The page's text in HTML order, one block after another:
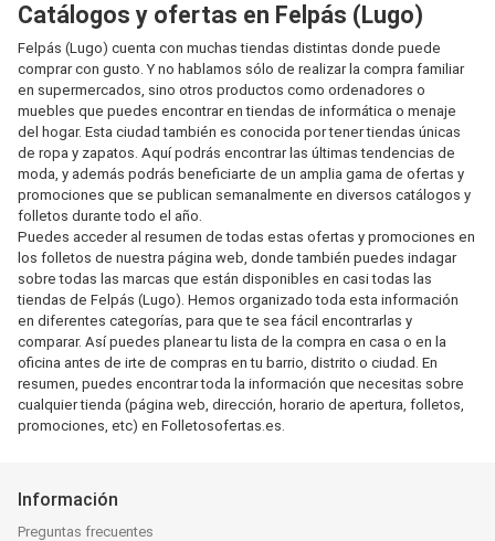
Catálogos y ofertas en Felpás (Lugo)
Felpás (Lugo) cuenta con muchas tiendas distintas donde puede
comprar con gusto. Y no hablamos sólo de realizar la compra familiar
en supermercados, sino otros productos como ordenadores o
muebles que puedes encontrar en tiendas de informática o menaje
del hogar. Esta ciudad también es conocida por tener tiendas únicas
de ropa y zapatos. Aquí podrás encontrar las últimas tendencias de
moda, y además podrás beneficiarte de un amplia gama de ofertas y
promociones que se publican semanalmente en diversos catálogos y
folletos durante todo el año.
Puedes acceder al resumen de todas estas ofertas y promociones en
los folletos de nuestra página web, donde también puedes indagar
sobre todas las marcas que están disponibles en casi todas las
tiendas de Felpás (Lugo). Hemos organizado toda esta información
en diferentes categorías, para que te sea fácil encontrarlas y
comparar. Así puedes planear tu lista de la compra en casa o en la
oficina antes de irte de compras en tu barrio, distrito o ciudad. En
resumen, puedes encontrar toda la información que necesitas sobre
cualquier tienda (página web, dirección, horario de apertura, folletos,
promociones, etc) en Folletosofertas.es.
Información
Preguntas frecuentes